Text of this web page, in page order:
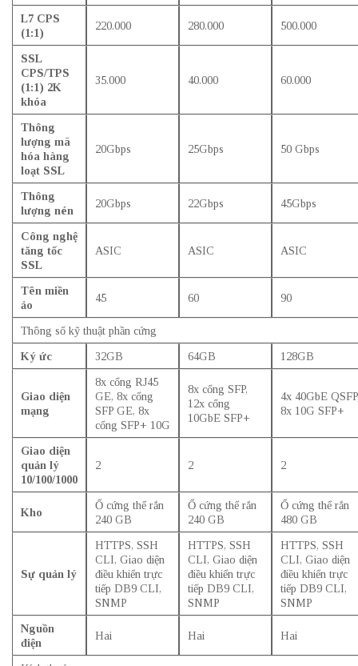
L7 CPS
(1:1)
220.000 280.000 500.000
SSL
CPS/TPS
(1:1) 2K
khóa
35.000 40.000 60.000
Thông
lượng mã
hóa hàng
loạt SSL
20Gbps 25Gbps 50 Gbps
Thông
lượng nén
20Gbps 22Gbps 45Gbps
Công nghệ
tăng tốc
SSL
ASIC ASIC ASIC
Tên miền
ảo
45 60 90
Thông số kỹ thuật phần cứng
Ký ức
32GB 64GB 128GB
Giao diện
mạng
8x cổng RJ45
GE, 8x cổng
SFP GE, 8x
cổng SFP+ 10G
8x cổng SFP,
12x cổng
10GbE SFP+
4x 40GbE
8x 10G SFP+
Giao diện
quản lý
10/100/1000
2 2 2
Kho
Ổ cứng thể rắn
240 GB
Ổ cứng thể rắn
240 GB
Ổ cứng thể rắn
480 GB
Sự quản lý
HTTPS, SSH
CLI, Giao diện
điều khiển trực
tiếp DB9 CLI,
SNMP
HTTPS, SSH
CLI, Giao diện
điều khiển trực
tiếp DB9 CLI,
SNMP
HTTPS, SSH
CLI, Giao diện
điều khiển trực
tiếp DB9 CLI,
SNMP
Nguồn
điện
Hai Hai Hai